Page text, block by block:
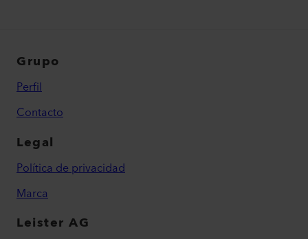
Grupo
Perfil
Contacto
Legal
Política de privacidad
Marca
Leister AG